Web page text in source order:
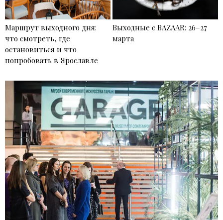
Маршрут выходного дня:
что смотреть, где
остановиться и что
попробовать в Ярославле
Выходные с BAZAAR: 26–27
марта